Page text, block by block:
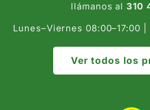
llámanos al310
Lunes–Viernes 08:00–17:00 |
Ver todos los